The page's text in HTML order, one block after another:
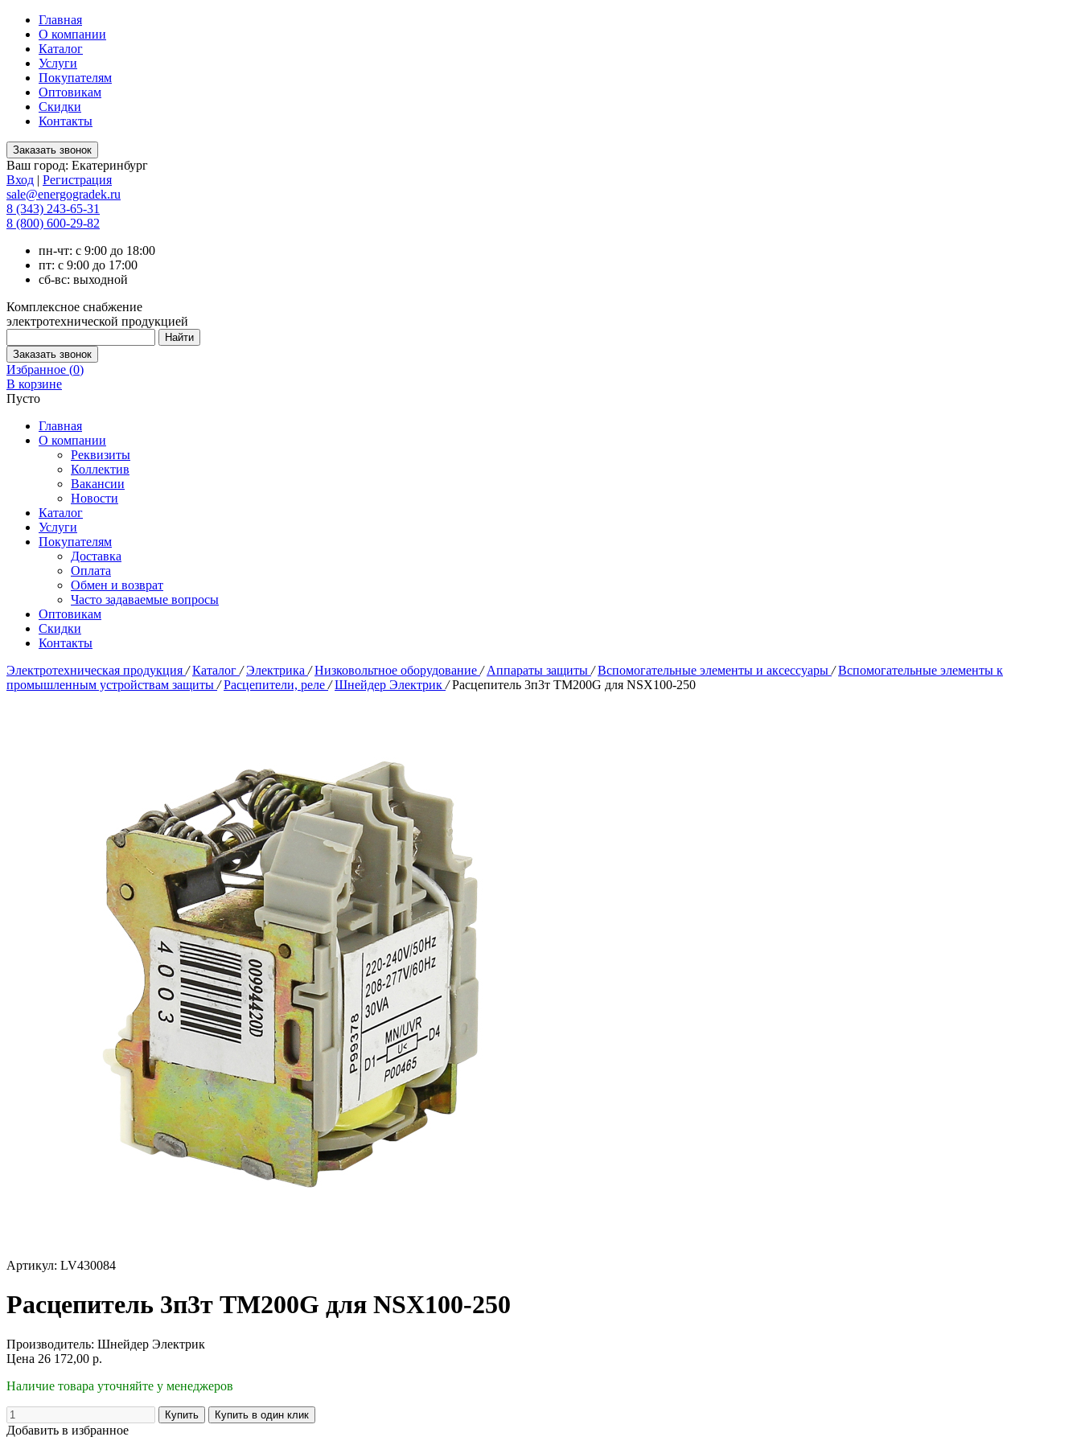
Главная
О компании
Каталог
Услуги
Покупателям
Оптовикам
Скидки
Контакты
Ваш город: Екатеринбург
Вход | Регистрация
sale@energogradek.ru
8 (343) 243-65-31
8 (800) 600-29-82
пн-чт: с 9:00 до 18:00
пт: с 9:00 до 17:00
сб-вс: выходной
Комплексное снабжение
электротехнической продукцией
Избранное (0)
В корзине
Пусто
Главная
О компании
Реквизиты
Коллектив
Вакансии
Новости
Каталог
Услуги
Покупателям
Доставка
Оплата
Обмен и возврат
Часто задаваемые вопросы
Оптовикам
Скидки
Контакты
Электротехническая продукция / Каталог / Электрика / Низковольтное оборудование / Аппараты защиты / Вспомогательные элементы и аксессуары / Вспомогательные элементы к
промышленным устройствам защиты / Расцепители, реле / Шнейдер Электрик / Расцепитель 3п3т TM200G для NSX100-250
Артикул: LV430084
Расцепитель 3п3т TM200G для NSX100-250
Производитель: Шнейдер Электрик
Цена 26 172,00 р.
Наличие товара уточняйте у менеджеров
Добавить в избранное